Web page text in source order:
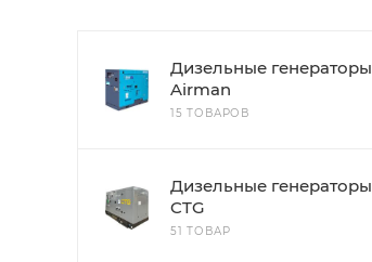
Дизельные генераторы
Airman
15 ТОВАРОВ
Дизельные генераторы
CTG
51 ТОВАР